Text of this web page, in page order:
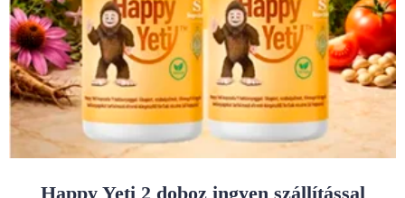
Happy Yeti 2 doboz ingyen szállítással